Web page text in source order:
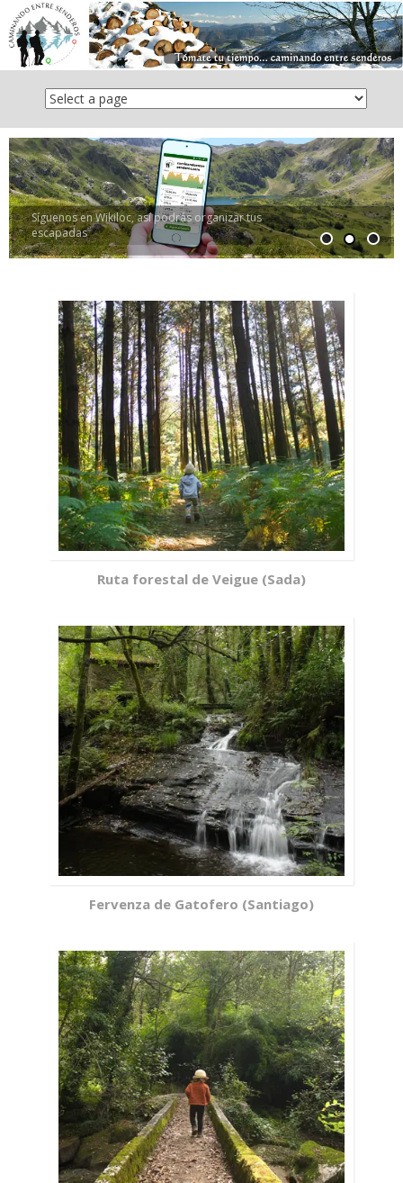
Saltar
contenido
Síguenos en Instagram, para mantenerte
informado/a!
Ruta forestal de Veigue (Sada)
Fervenza de Gatofero (Santiago)